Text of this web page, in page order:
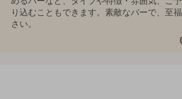
り込むこともできます。素敵なバーで、至
さい。